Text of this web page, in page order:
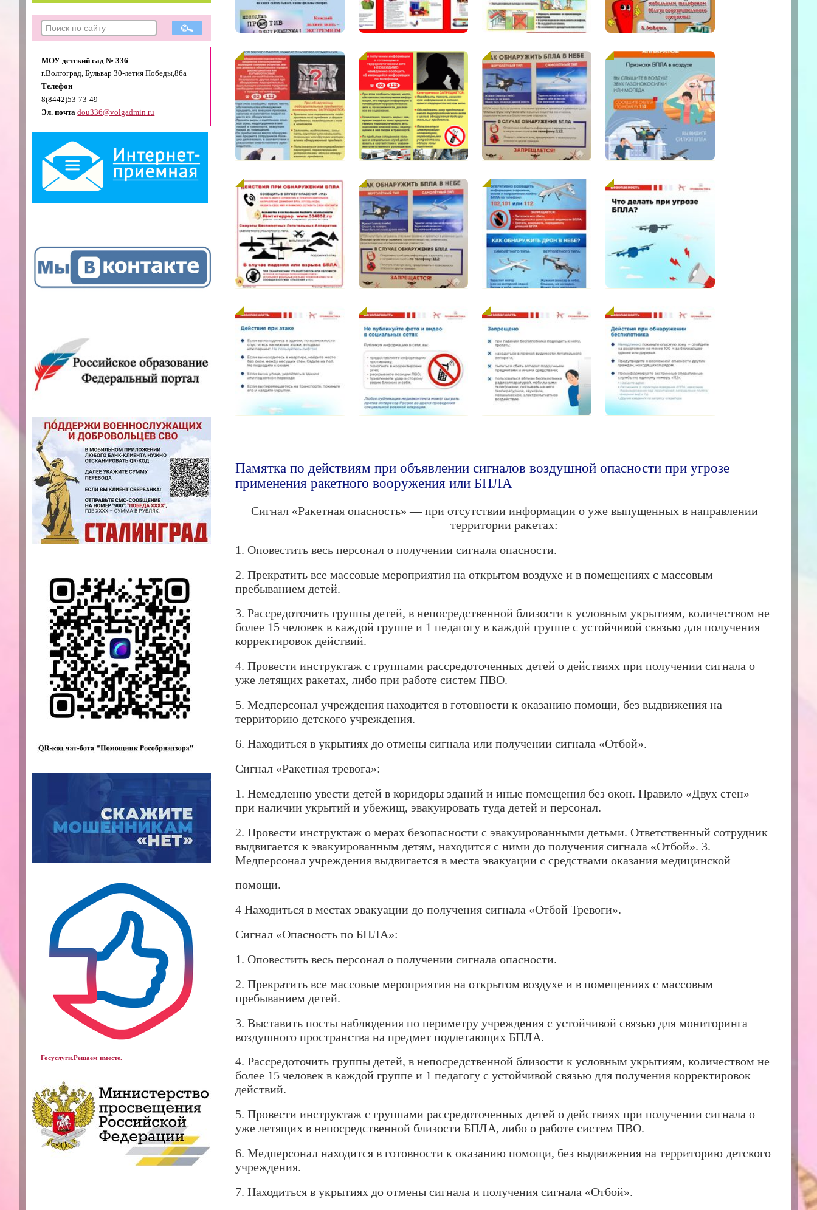
МОУ детский сад № 336
г.Волгоград, Бульвар 30-летия Победы,86а
Телефон
8(8442)53-73-49
Эл. почта dou336@volgadmin.ru
Госуслуги.Решаем вместе.
Памятка по действиям при объявлении сигналов воздушной опасности при угрозе
применения ракетного вооружения или БПЛА
Сигнал «Ракетная опасность» — при отсутствии информации о уже выпущенных в направлении
территории ракетах:
1. Оповестить весь персонал о получении сигнала опасности.
2. Прекратить все массовые мероприятия на открытом воздухе и в помещениях с массовым
пребыванием детей.
3. Рассредоточить группы детей, в непосредственной близости к условным укрытиям, количеством не
более 15 человек в каждой группе и 1 педагогу в каждой группе с устойчивой связью для получения
корректировок действий.
4. Провести инструктаж с группами рассредоточенных детей о действиях при получении сигнала о
уже летящих ракетах, либо при работе систем ПВО.
5. Медперсонал учреждения находится в готовности к оказанию помощи, без выдвижения на
территорию детского учреждения.
6. Находиться в укрытиях до отмены сигнала или получении сигнала «Отбой».
Сигнал «Ракетная тревога»:
1. Немедленно увести детей в коридоры зданий и иные помещения без окон. Правило «Двух стен» —
при наличии укрытий и убежищ, эвакуировать туда детей и персонал.
2. Провести инструктаж о мерах безопасности с эвакуированными детьми. Ответственный сотрудник
выдвигается к эвакуированным детям, находится с ними до получения сигнала «Отбой». 3.
Медперсонал учреждения выдвигается в места эвакуации с средствами оказания медицинской
помощи.
4 Находиться в местах эвакуации до получения сигнала «Отбой Тревоги».
Сигнал «Опасность по БПЛА»:
1. Оповестить весь персонал о получении сигнала опасности.
2. Прекратить все массовые мероприятия на открытом воздухе и в помещениях с массовым
пребыванием детей.
3. Выставить посты наблюдения по периметру учреждения с устойчивой связью для мониторинга
воздушного пространства на предмет подлетающих БПЛА.
4. Рассредоточить группы детей, в непосредственной близости к условным укрытиям, количеством не
более 15 человек в каждой группе и 1 педагогу с устойчивой связью для получения корректировок
действий.
5. Провести инструктаж с группами рассредоточенных детей о действиях при получении сигнала о
уже летящих в непосредственной близости БПЛА, либо о работе систем ПВО.
6. Медперсонал находится в готовности к оказанию помощи, без выдвижения на территорию детского
учреждения.
7. Находиться в укрытиях до отмены сигнала и получения сигнала «Отбой».